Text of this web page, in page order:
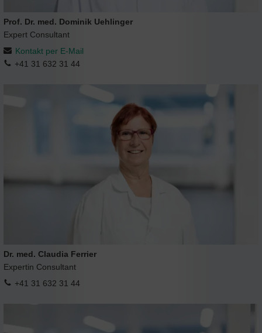
Prof. Dr. med. Dominik Uehlinger
Expert Consultant
Kontakt per E-Mail
+41 31 632 31 44
Dr. med. Claudia Ferrier
Expertin Consultant
+41 31 632 31 44